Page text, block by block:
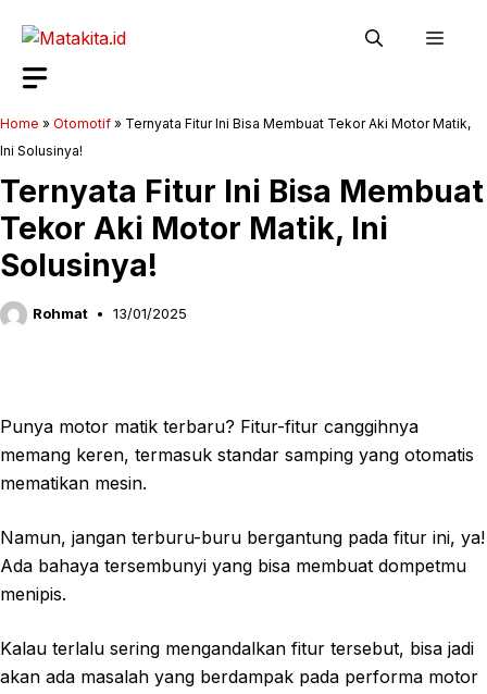
Home » Otomotif » Ternyata Fitur Ini Bisa Membuat Tekor Aki Motor Matik,
Ini Solusinya!
Ternyata Fitur Ini Bisa Membuat
Tekor Aki Motor Matik, Ini
Solusinya!
Rohmat 13/01/2025
Punya motor matik terbaru? Fitur-fitur canggihnya
memang keren, termasuk standar samping yang otomatis
mematikan mesin.
Namun, jangan terburu-buru bergantung pada fitur ini, ya!
Ada bahaya tersembunyi yang bisa membuat dompetmu
menipis.
Kalau terlalu sering mengandalkan fitur tersebut, bisa jadi
akan ada masalah yang berdampak pada performa motor